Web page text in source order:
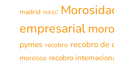
madrid MASC
empresarial
pymes recobro recobro de
morosos recobro